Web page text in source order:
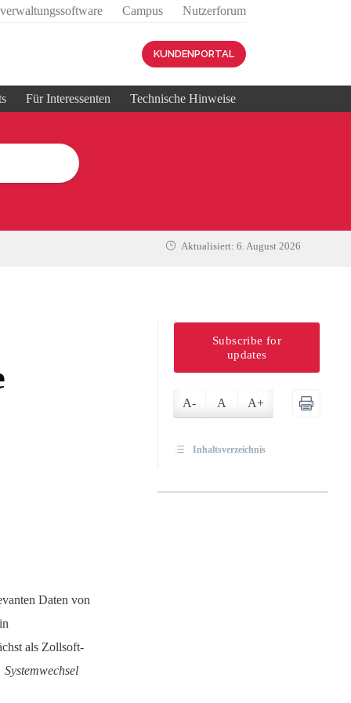
Campus Nutzerforum
KUNDENPORTAL
Für Interessenten Technische Hinweise
Aktualisiert: 6. August 2026
Daten von
als Zollsoft-
Subscribe for
updates
A- A A+
Inhaltsverzeichnis